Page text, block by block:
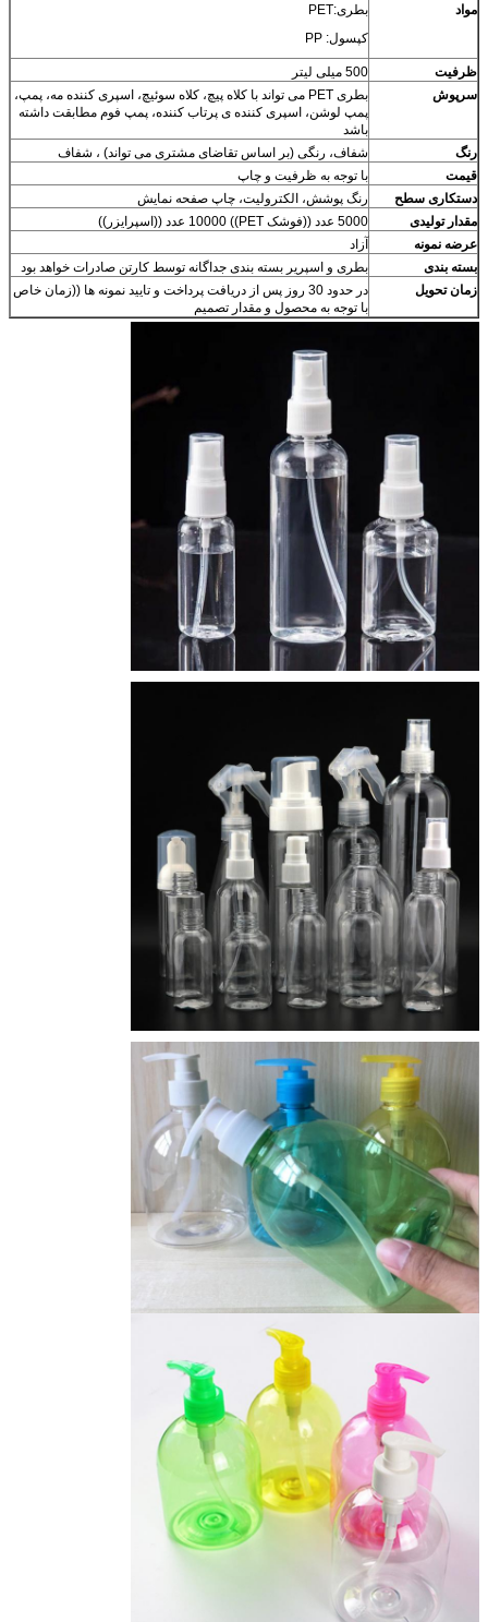
مواد
بطری:PET
کپسول: PP
ظرفیت
500 میلی لیتر
سرپوش
بطری PET می تواند با کلاه پیچ، کلاه سوئیچ، اسپری کننده مه، پمپ،
پمپ لوشن، اسپری کننده ی پرتاب کننده، پمپ فوم مطابقت داشته
باشد
رنگ
شفاف، رنگی (بر اساس تقاضای مشتری می تواند) ، شفاف
قیمت
با توجه به ظرفیت و چاپ
دستکاری سطح
رنگ پوشش، الکترولیت، چاپ صفحه نمایش
مقدار تولیدی
5000 عدد ((فوشک PET)) 10000 عدد ((اسپرایزر))
عرضه نمونه
آزاد
بسته بندی
بطری و اسپریر بسته بندی جداگانه توسط کارتن صادرات خواهد بود
زمان تحویل
در حدود 30 روز پس از دریافت پرداخت و تایید نمونه ها ((زمان خاص
با توجه به محصول و مقدار تصمیم